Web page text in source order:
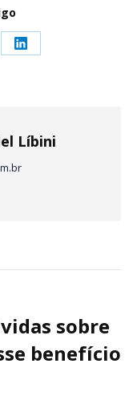
Share
Líbini
sobre
benefício